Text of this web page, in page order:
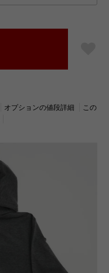
オプションの値段詳細
この